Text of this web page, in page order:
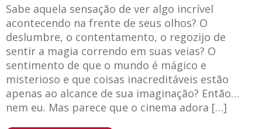
Sabe aquela sensação de ver algo incrível
acontecendo na frente de seus olhos? O
deslumbre, o contentamento, o regozijo de
sentir a magia correndo em suas veias? O
sentimento de que o mundo é mágico e
misterioso e que coisas inacreditáveis estão
apenas ao alcance de sua imaginação? Então…
nem eu. Mas parece que o cinema adora […]